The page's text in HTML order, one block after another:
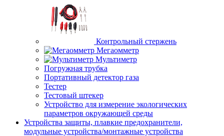
Контрольный стержень
Мегаомметр
Мультиметр
Погружная трубка
Портативный детектор газа
Тестер
Тестовый штекер
Устройство для измерение экологических
параметров окружающей среды
Устройства защиты, плавкие предохранители,
модульные устройства/монтажные устройства